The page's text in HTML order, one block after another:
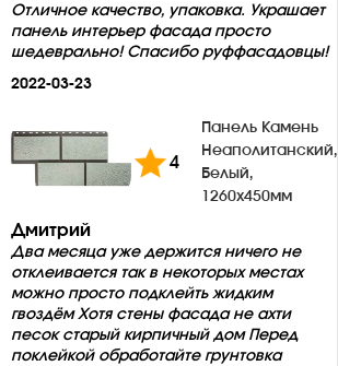
Отличное качество, упаковка. Украшает
панель интерьер фасада просто
шедеврально! Спасибо руффасадовцы!
2022-03-23
Панель Камень
Неаполитанский,
Белый,
1260х450мм
4
Дмитрий
Два месяца уже держится ничего не
отклеивается так в некоторых местах
можно просто подклейть жидким
гвоздём Хотя стены фасада не ахти
песок старый кирпичный дом Перед
поклейкой обработайте грунтовка